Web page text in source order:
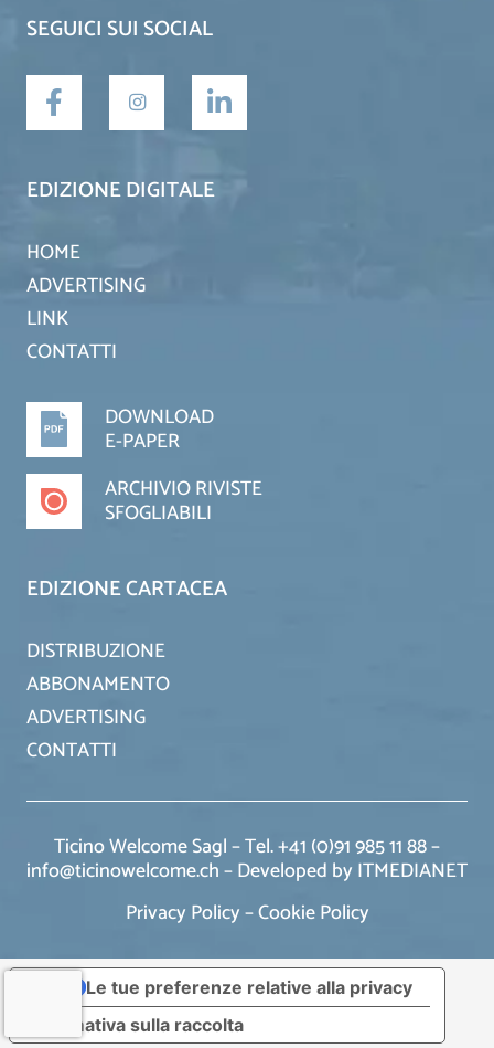
SEGUICI SUI SOCIAL
EDIZIONE DIGITALE
HOME
ADVERTISING
LINK
CONTATTI
DOWNLOAD
E-PAPER
ARCHIVIO RIVISTE
SFOGLIABILI
EDIZIONE CARTACEA
DISTRIBUZIONE
ABBONAMENTO
ADVERTISING
CONTATTI
Ticino Welcome Sagl – Tel. +41 (0)91 985 11 88 –
info@ticinowelcome.ch –Developed by ITMEDIANET
Privacy Policy–Cookie Policy
Informativa sulla raccolta
Le tue preferenze relative alla privacy